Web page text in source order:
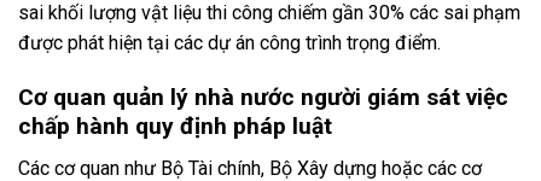
sai khối lượng vật liệu thi công chiếm gần 30% các sai phạm
được phát hiện tại các dự án công trình trọng điểm.
Cơ quan quản lý nhà nước người giám sát việc
chấp hành quy định pháp luật
Các cơ quan như Bộ Tài chính, Bộ Xây dựng hoặc các cơ